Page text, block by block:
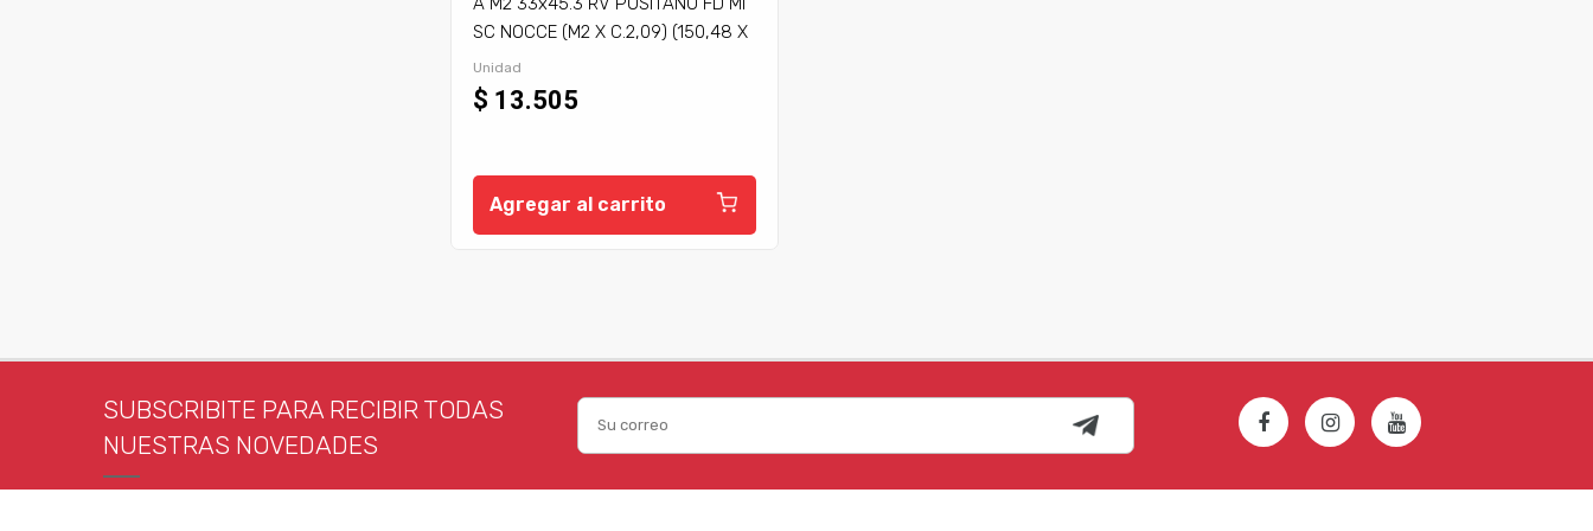
SC NOCCE (M2 X C.2,09) (150,48 X
P)
Unidad
$ 13.505
Agregar al carrito
SUBSCRIBITE PARA RECIBIR TODAS
NUESTRAS NOVEDADES